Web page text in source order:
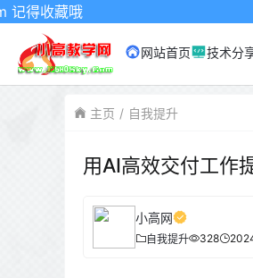
网站首页 技术分
主页 自我提升
用AI高效交付工作
小高网
自我提升 328